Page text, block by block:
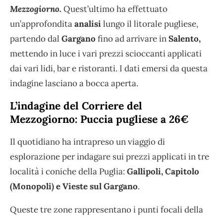
Mezzogiorno. Quest’ultimo ha effettuato
un’approfonditaanalisilungo il litorale pugliese,
partendo dal Gargano fino ad arrivare inSalento,
mettendo in luce i vari prezzi scioccanti applicati
dai vari lidi, bar e ristoranti. I dati emersi da questa
indagine lasciano a bocca aperta.
L’indagine del Corriere del
Mezzogiorno: Puccia pugliese a 26€
Il quotidiano ha intrapreso un viaggio di
esplorazione per indagare sui prezzi applicati in tre
località i coniche della Puglia: Gallipoli, Capitolo
(Monopoli) e Vieste sul Gargano.
Queste tre zone rappresentano i punti focali della